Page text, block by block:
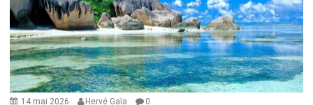
14 mai 2026 Hervé Gaïa 0